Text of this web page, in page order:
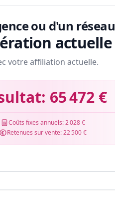
ou d'un réseau
actuelle
votre affiliation actuelle.
65 472 €
Coûts fixes annuels:2 028 €
Retenues sur vente:22 500 €